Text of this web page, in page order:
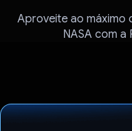
Aproveite ao máximo
NASA com a